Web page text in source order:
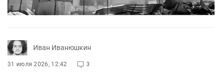
Иван Иванюшкин
31 июля 2026, 12:42 3